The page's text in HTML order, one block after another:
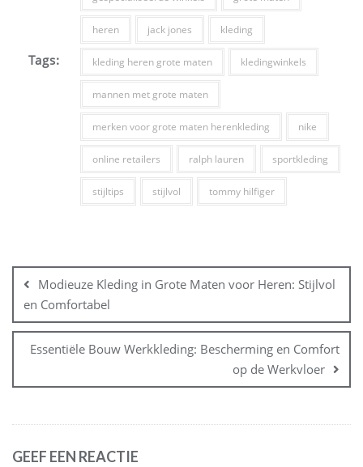
Tags:
heren jack jones kleding
kleding heren grote maten kledingwinkels
mannen met grote maten
merken voor grote maten herenkleding nike
online retailers ralph lauren sportkleding
stijltips stijlvol tommy hilfiger
navigatie
Modieuze Kleding in Grote Maten voor Heren: Stijlvol
en Comfortabel
Essentiële Bouw Werkkleding: Bescherming en Comfort
op de Werkvloer
GEEF EEN REACTIE